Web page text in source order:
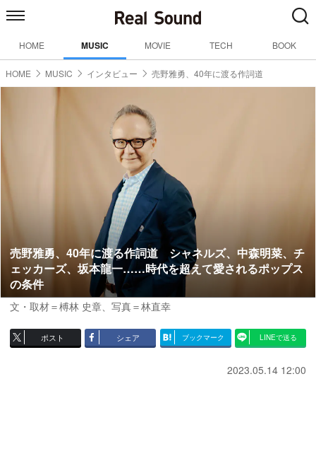
HOME MUSIC MOVIE TECH BOOK
HOME MUSIC インタビュー 売野雅勇、40年に渡る作詞道
売野雅勇、40年に渡る作詞道 シャネルズ、中森明菜、チ
ェッカーズ、坂本龍一……時代を超えて愛されるポップス
の条件
文・取材＝榑林 史章、 写真＝林直幸
ポスト シェア ブックマーク LINEで送る
2023.05.14 12:00